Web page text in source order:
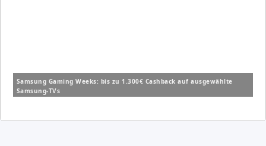
Samsung Gaming Weeks: bis zu 1.300€ Cashback auf ausgewählte
Samsung-TVs